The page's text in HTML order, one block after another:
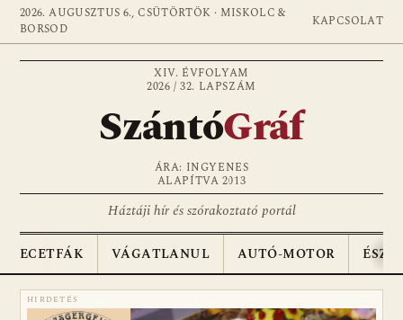
2026. AUGUSZTUS 6., CSÜTÖRTÖK · MISKOLC &
BORSOD
KAPCSOLAT
XIV. ÉVFOLYAM
2026 / 32. LAPSZÁM
SzántóGráf
ÁRA: INGYENES
ALAPÍTVA 2013
Háztáji hír és szórakoztató portál
ECETFÁK VÁGATLANUL AUTÓ-MOTOR
HIRDETÉS